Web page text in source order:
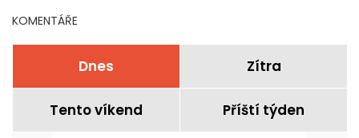
KOMENTÁŘE
Dnes Zítra
Tento víkend Příští týden